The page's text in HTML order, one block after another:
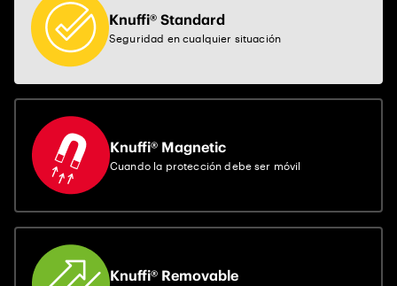
Knuffi® Standard
Seguridad en cualquier situación
Knuffi® Magnetic
Cuando la protección debe ser móvil
Knuffi® Removable